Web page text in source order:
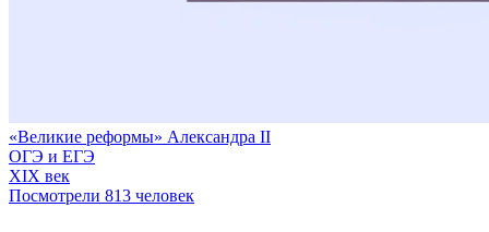
«Великие реформы» Александра II
ОГЭ и ЕГЭ
XIX век
Посмотрели 813 человек